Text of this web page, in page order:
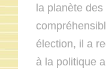
la planète
élection, il a
à la politique